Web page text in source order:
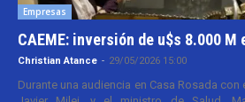
Empresas
CAEME: inversión de u$s 8.000 M
Christian Atance - 29/05/2026 15:00
Durante una audiencia en Casa Rosada con